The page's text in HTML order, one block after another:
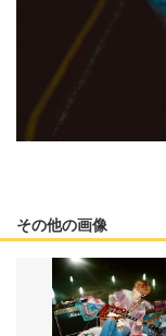
その他の画像